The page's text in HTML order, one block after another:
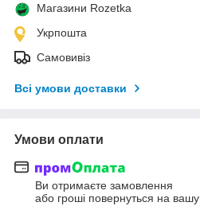
Магазини Rozetka
Укрпошта
Самовивіз
Всі умови доставки
Умови оплати
Ви отримаєте замовлення
або гроші повернуться на вашу